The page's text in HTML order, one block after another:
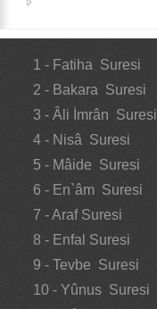
1 - Fatiha Suresi
2 - Bakara Suresi
3 - Âli İmrân Suresi
4 - Nisâ Suresi
5 - Mâide Suresi
6 - En`âm Suresi
7 - Araf Suresi
8 - Enfal Suresi
9 - Tevbe Suresi
10 - Yûnus Suresi